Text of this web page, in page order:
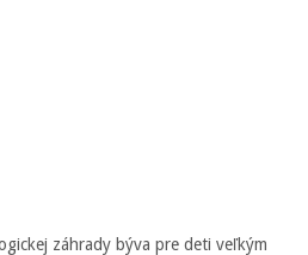
záhrady býva pre deti veľkým